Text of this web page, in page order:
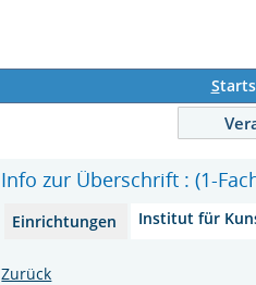
S
Info zur Überschrift : (1-
Einrichtungen Institut für
Zurück